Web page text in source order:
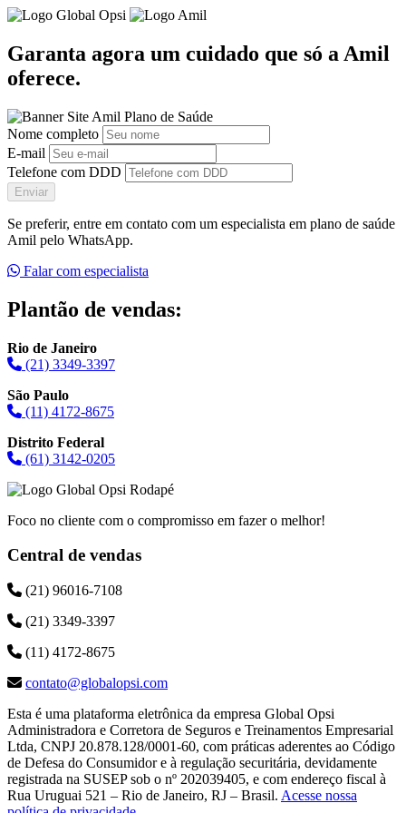
Garanta agora um cuidado que só a Amil
oferece.
Nome completo
E-mail
Telefone com DDD
Enviar
Se preferir, entre em contato com um especialista em plano de saúde
Amil pelo WhatsApp.
Falar com especialista
Plantão de vendas:
Rio de Janeiro
(21) 3349-3397
São Paulo
(11) 4172-8675
Distrito Federal
(61) 3142-0205
Foco no cliente com o compromisso em fazer o melhor!
Central de vendas
(21) 96016-7108
(21) 3349-3397
(11) 4172-8675
contato@globalopsi.com
Esta é uma plataforma eletrônica da empresa Global Opsi
Administradora e Corretora de Seguros e Treinamentos Empresarial
Ltda, CNPJ 20.878.128/0001-60, com práticas aderentes ao Código
de Defesa do Consumidor e à regulação securitária, devidamente
registrada na SUSEP sob o nº 202039405, e com endereço fiscal à
Rua Uruguai 521 – Rio de Janeiro, RJ – Brasil. Acesse nossa